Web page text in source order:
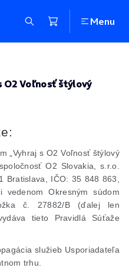
Menu
O2 Voľnosť štýlový
„Vyhraj s O2 Voľnosť štýlový
O2 Slovakia,s.r.o
Bratislava, IČO: 35 848 863,
vedenom Okresným súdom
č. 27882/B (ďalej len
tieto Pravidlá Súťaže
služieb Usporiadateľa
trhu.